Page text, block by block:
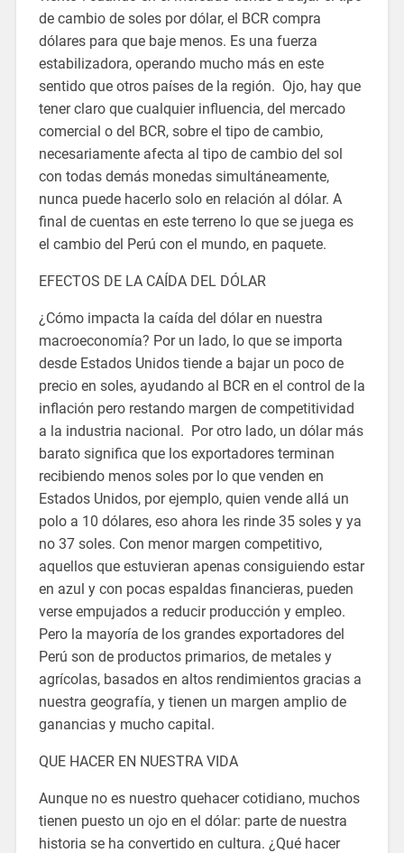
de cambio de soles por dólar, el BCR compra
dólares para que baje menos. Es una fuerza
estabilizadora, operando mucho más en este
sentido que otros países de la región. Ojo, hay que
tener claro que cualquier influencia, del mercado
comercial o del BCR, sobre el tipo de cambio,
necesariamente afecta al tipo de cambio del sol
con todas demás monedas simultáneamente,
nunca puede hacerlo solo en relación al dólar. A
final de cuentas en este terreno lo que se juega es
el cambio del Perú con el mundo, en paquete.
EFECTOS DE LA CAÍDA DEL DÓLAR
¿Cómo impacta la caída del dólar en nuestra
macroeconomía? Por un lado, lo que se importa
desde Estados Unidos tiende a bajar un poco de
precio en soles, ayudando al BCR en el control de la
inflación pero restando margen de competitividad
a la industria nacional. Por otro lado, un dólar más
barato significa que los exportadores terminan
recibiendo menos soles por lo que venden en
Estados Unidos, por ejemplo, quien vende allá un
polo a 10 dólares, eso ahora les rinde 35 soles y ya
no 37 soles. Con menor margen competitivo,
aquellos que estuvieran apenas consiguiendo estar
en azul y con pocas espaldas financieras, pueden
verse empujados a reducir producción y empleo.
Pero la mayoría de los grandes exportadores del
Perú son de productos primarios, de metales y
agrícolas, basados en altos rendimientos gracias a
nuestra geografía, y tienen un margen amplio de
ganancias y mucho capital.
QUE HACER EN NUESTRA VIDA
Aunque no es nuestro quehacer cotidiano, muchos
tienen puesto un ojo en el dólar: parte de nuestra
historia se ha convertido en cultura. ¿Qué hacer